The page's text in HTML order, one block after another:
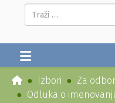
Pretraga...
Izbori Za
Odluka o